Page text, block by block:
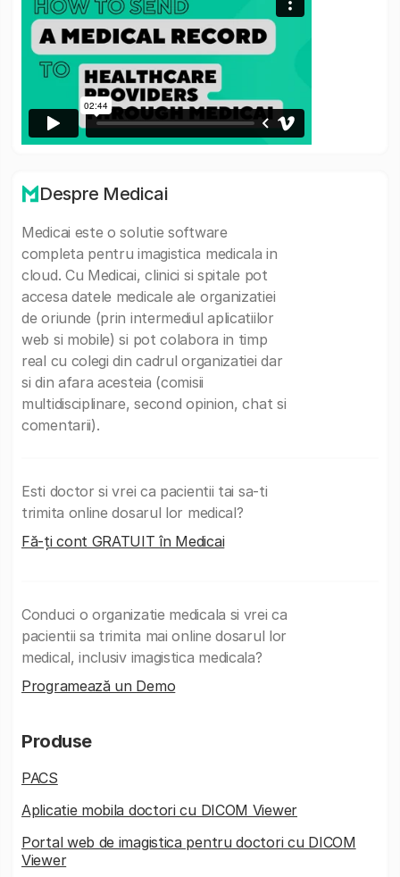
Despre Medicai
Medicai este o solutie software
completa pentru imagistica medicala in
cloud. Cu Medicai, clinici si spitale pot
accesa datele medicale ale organizatiei
de oriunde (prin intermediul aplicatiilor
web si mobile) si pot colabora in timp
real cu colegi din cadrul organizatiei dar
si din afara acesteia (comisii
multidisciplinare, second opinion, chat si
comentarii).
Esti doctor si vrei ca pacientii tai sa-ti
trimita online dosarul lor medical?
Fă-ți cont GRATUIT în Medicai
Conduci o organizatie medicala si vrei ca
pacientii sa trimita mai online dosarul lor
medical, inclusiv imagistica medicala?
Programează un Demo
Produse
PACS
Aplicatie mobila doctori cu DICOM Viewer
Portal web de imagistica pentru doctori cu DICOM
Viewer